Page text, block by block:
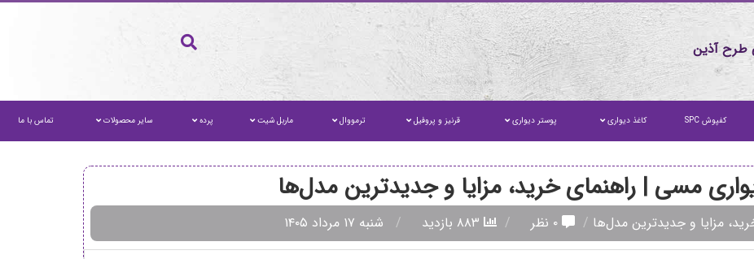
طرح آذین
کفپوش SPC کاغذ دیواری پوستر دیواری قرنیز و پروفیل ترمووال ماربل شیت پرده سایر محصولات تماس با ما
مسی | راهنمای خرید، مزایا و جدیدترین مدل‌ها
مزایا و جدیدترین مدل‌ها ۰ نظر شنبه ۱۷ مرداد ۱۴۰۵